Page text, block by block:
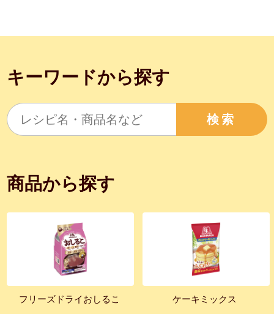
キーワードから探す
検索
商品から探す
フリーズドライおしるこ ケーキミックス